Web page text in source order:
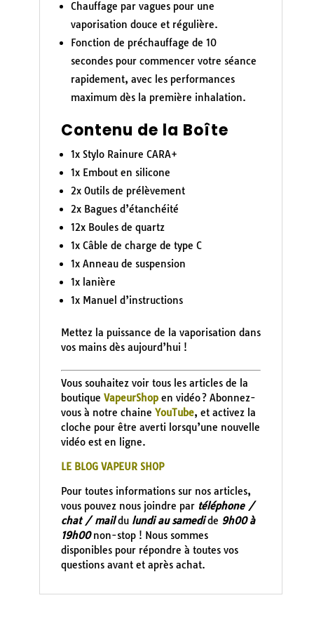
Chauffage par vagues pour une
vaporisation douce et régulière.
Fonction de préchauffage de 10
secondes pour commencer votre séance
rapidement, avec les performances
maximum dès la première inhalation.
Contenu de la Boîte
1x Stylo Rainure CARA+
1x Embout en silicone
2x Outils de prélèvement
2x Bagues d’étanchéité
12x Boules de quartz
1x Câble de charge de type C
1x Anneau de suspension
1x lanière
1x Manuel d’instructions
Mettez la puissance de la vaporisation dans
vos mains dès aujourd’hui !
Vous souhaitez voir tous les articles de la
boutique VapeurShopen vidéo ? Abonnez-
vous à notre chaine YouTube, et activez la
cloche pour être averti lorsqu’une nouvelle
vidéo est en ligne.
LE BLOG VAPEUR SHOP
Pour toutes informations sur nos articles,
vous pouvez nous joindre par téléphone /
chat / maildu lundi au samedide 9h00 à
19h00non-stop ! Nous sommes
disponibles pour répondre à toutes vos
questions avant et après achat.